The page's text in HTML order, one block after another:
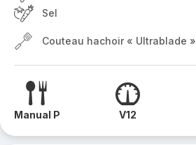
Sel
Couteau hachoir « Ultrablade »
Manual P V12